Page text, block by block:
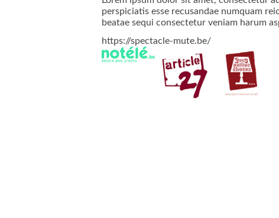
perspiciatis esse recusandae numquam
beatae sequi consectetur veniam harum
https://spectacle-mute.be/